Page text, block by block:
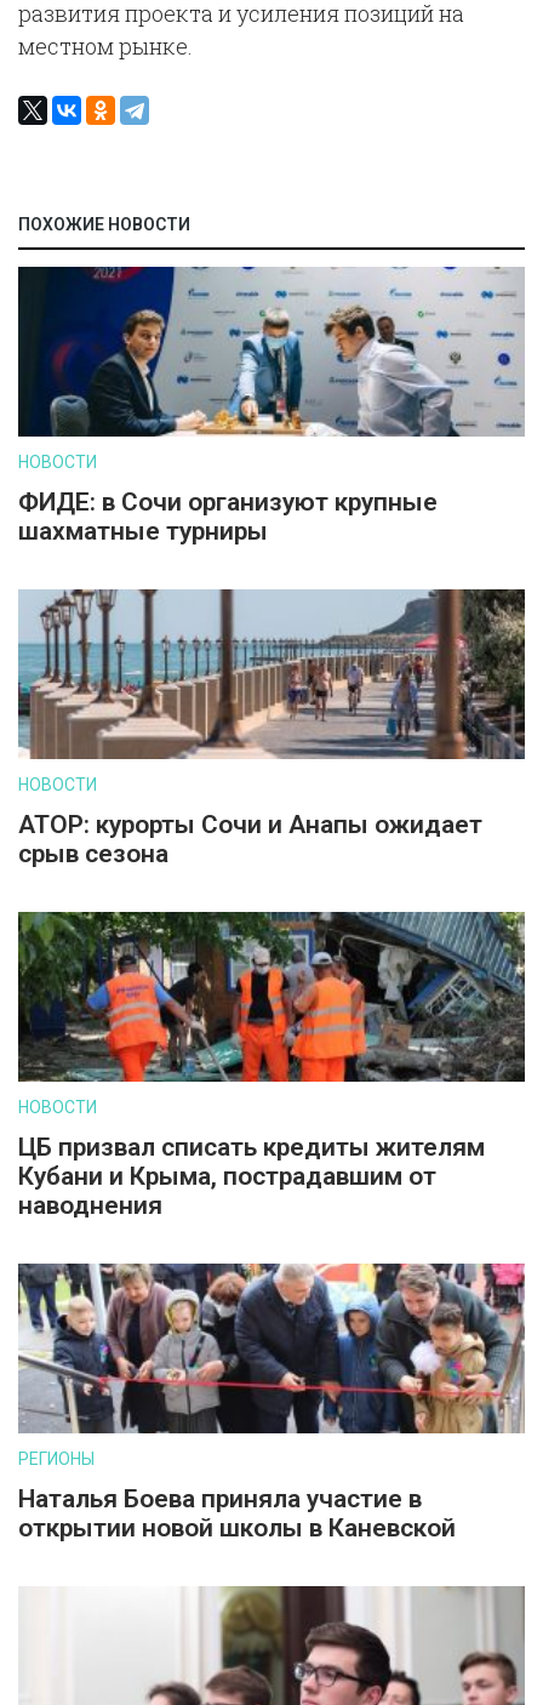
развития проекта и усиления позиций на
местном рынке.
ПОХОЖИЕ НОВОСТИ
НОВОСТИ
ФИДЕ: в Сочи организуют крупные
шахматные турниры
НОВОСТИ
АТОР: курорты Сочи и Анапы ожидает
срыв сезона
НОВОСТИ
ЦБ призвал списать кредиты жителям
Кубани и Крыма, пострадавшим от
наводнения
РЕГИОНЫ
Наталья Боева приняла участие в
открытии новой школы в Каневской